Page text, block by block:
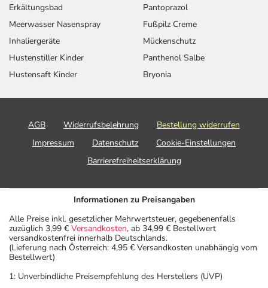
Erkältungsbad
Meerwasser Nasenspray
Inhaliergeräte
Hustenstiller Kinder
Hustensaft Kinder
Pantoprazol
Fußpilz Creme
Mückenschutz
Panthenol Salbe
Bryonia
AGB Widerrufsbelehrung
Bestellung widerrufen
Impressum
Datenschutz
Cookie-Einstellungen
Barrierefreiheitserklärung
Informationen zu Preisangaben
Alle Preise inkl. gesetzlicher Mehrwertsteuer, gegebenenfalls
zuzüglich 3,99 € Versandkosten, ab 34,99 € Bestellwert
versandkostenfrei innerhalb Deutschlands.
(Lieferung nach Österreich: 4,95 € Versandkosten unabhängig vom
Bestellwert)
1: Unverbindliche Preisempfehlung des Herstellers (UVP)